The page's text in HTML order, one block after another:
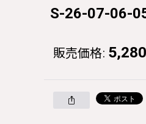
S-26-07-06-
販売価格: 5,280